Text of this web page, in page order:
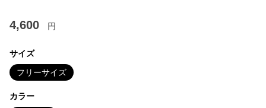
4,600 円
サイズ
フリーサイズ
カラー